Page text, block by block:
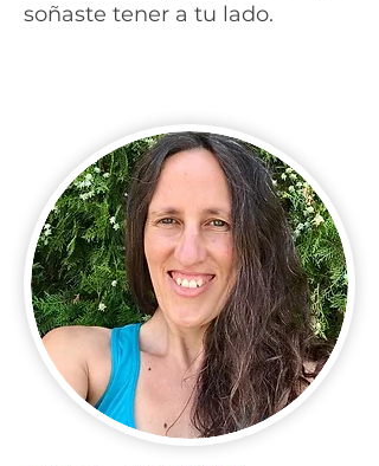
soñaste tener a tu lado.